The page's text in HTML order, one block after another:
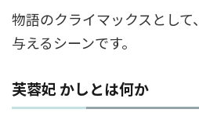
物語のクライマックスとし
与えるシーンです。
芙蓉妃 かしとは何か